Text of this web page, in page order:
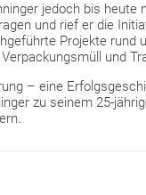
jedoch bis
und rief er die
Projekte
und
– eine
zu seinem 25-